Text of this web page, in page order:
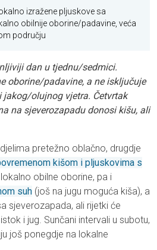
izražene pljuskove sa
obilnije oborine/padavine, veća
području
dan u tjednu/sedmici.
oborine/padavine, a ne isključuje
jakog/olujnog vjetra. Četvrtak
na sjeverozapadu donosi kišu, ali
pretežno oblačno, drugdje
kišom i pljuskovima s
obilne oborine, pa i
suh (još na jugu moguća kiša), a
sjeverozapada, ali rijetki će
i jug. Sunčani intervali u subotu,
još ponegdje na lokalne